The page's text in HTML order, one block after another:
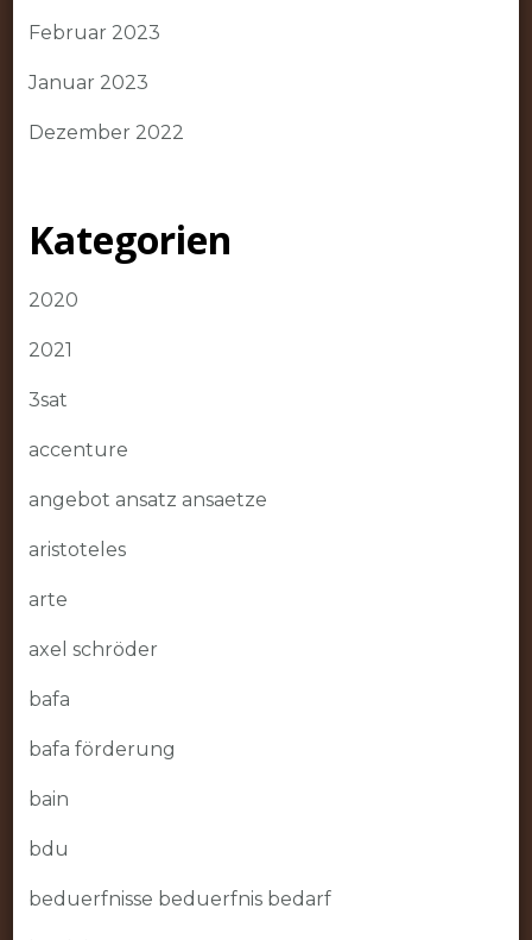
Februar 2023
Januar 2023
Dezember 2022
Kategorien
2020
2021
3sat
accenture
angebot ansatz ansaetze
aristoteles
arte
axel schröder
bafa
bafa förderung
bain
bdu
beduerfnisse beduerfnis bedarf